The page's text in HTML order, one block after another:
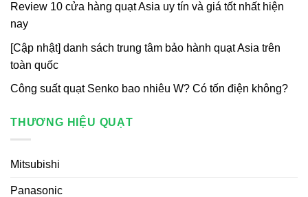
Review 10 cửa hàng quạt Asia uy tín và giá tốt nhất hiện
nay
[Cập nhật] danh sách trung tâm bảo hành quạt Asia trên
toàn quốc
Công suất quạt Senko bao nhiêu W? Có tốn điện không?
THƯƠNG HIỆU QUẠT
Mitsubishi
Panasonic